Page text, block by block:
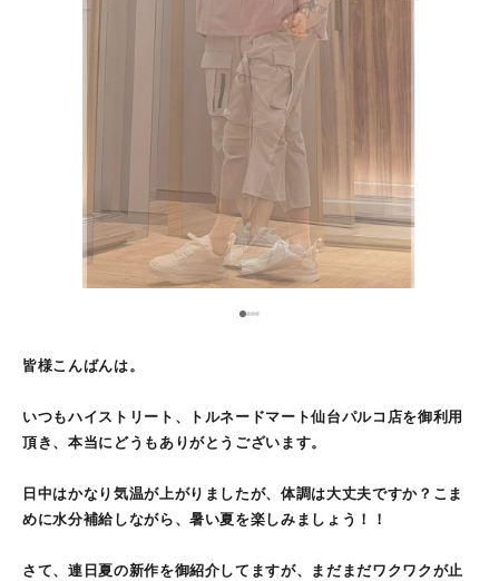
123
皆様こんばんは。
いつもハイストリート、トルネードマート仙台パルコ店を御利用
頂き、本当にどうもありがとうございます。
日中はかなり気温が上がりましたが、体調は大丈夫ですか？こま
めに水分補給しながら、暑い夏を楽しみましょう！！
さて、連日夏の新作を御紹介してますが、まだまだワクワクが止